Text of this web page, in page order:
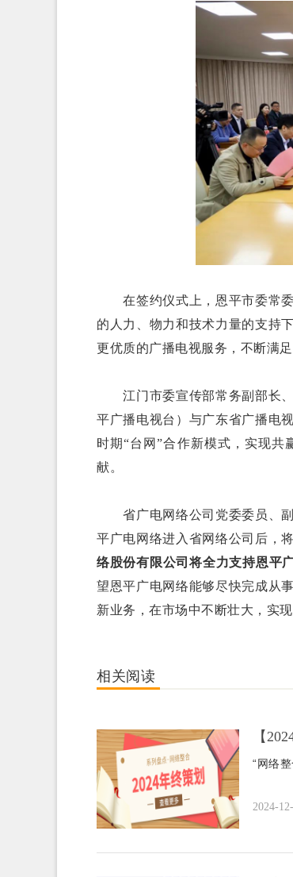
在签约仪式上，恩平市委常委
的人力、物力和技术力量的支持
更优质的广播电视服务，不断满
江门市委宣传部常务副部长、
平广播电视台）与广东省广播电
时期“台网”合作新模式，实现
献。
省广电网络公司党委委员、副
平广电网络进入省网络公司后，
络股份有限公司将全力支持恩平
望恩平广电网络能够尽快完成从
新业务，在市场中不断壮大，实
相关阅读
【
“网络
2024-